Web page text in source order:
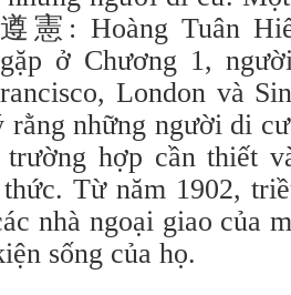
憲: Hoàng Tuân
ở Chương 1,
London và
rằng những người di
hợp cần thiết
Từ năm 1902,
nhà ngoại giao của
sống của họ.